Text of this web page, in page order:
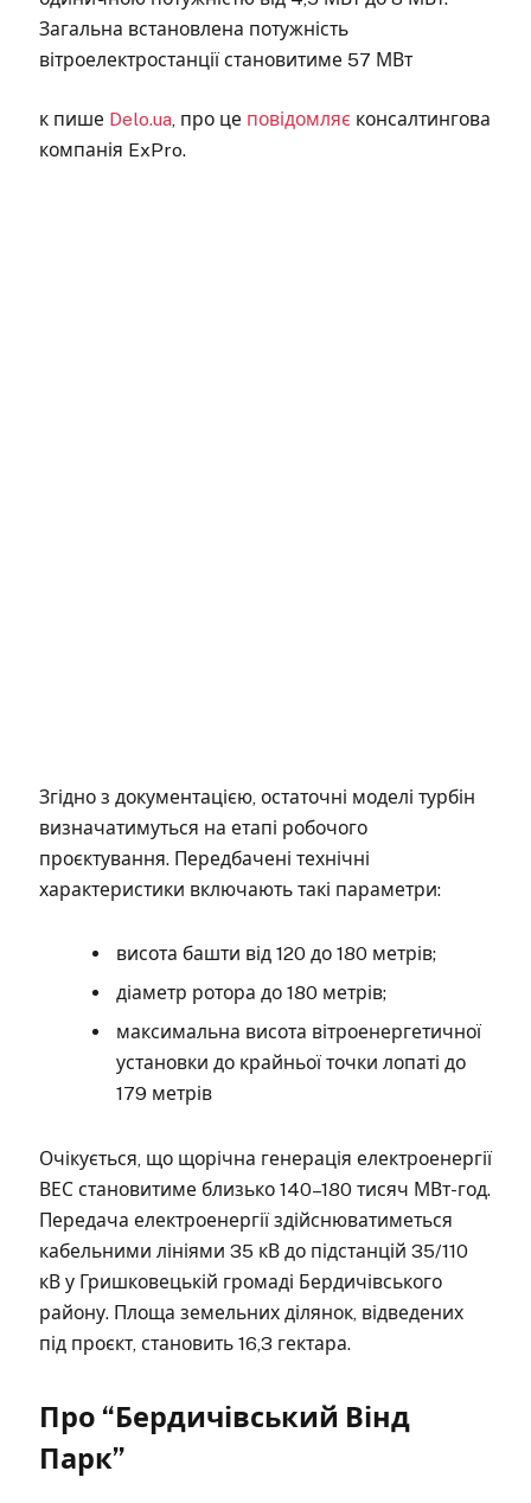
Загальна встановлена потужність
вітроелектростанції становитиме 57 МВт
к пише Delo.ua, про це повідомляє консалтингова
компанія ExPro.
Згідно з документацією, остаточні моделі турбін
визначатимуться на етапі робочого
проєктування. Передбачені технічні
характеристики включають такі параметри:
висота башти від 120 до 180 метрів;
діаметр ротора до 180 метрів;
максимальна висота вітроенергетичної
установки до крайньої точки лопаті до
179 метрів
Очікується, що щорічна генерація електроенергії
ВЕС становитиме близько 140–180 тисяч МВт-год.
Передача електроенергії здійснюватиметься
кабельними лініями 35 кВ до підстанцій 35/110
кВ у Гришковецькій громаді Бердичівського
району. Площа земельних ділянок, відведених
під проєкт, становить 16,3 гектара.
Про “Бердичівський Вінд
Парк”